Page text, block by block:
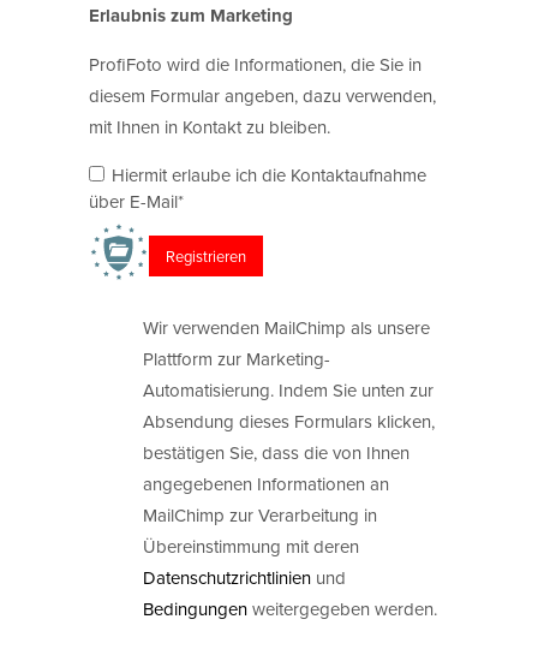
Erlaubnis zum Marketing
ProfiFoto wird die Informationen, die Sie in
diesem Formular angeben, dazu verwenden,
mit Ihnen in Kontakt zu bleiben.
Hiermit erlaube ich die Kontaktaufnahme
über E-Mail*
Wir verwenden MailChimp als unsere
Plattform zur Marketing-
Automatisierung. Indem Sie unten zur
Absendung dieses Formulars klicken,
bestätigen Sie, dass die von Ihnen
angegebenen Informationen an
MailChimp zur Verarbeitung in
Übereinstimmung mit deren
Datenschutzrichtlinien und
Bedingungenweitergegeben werden.